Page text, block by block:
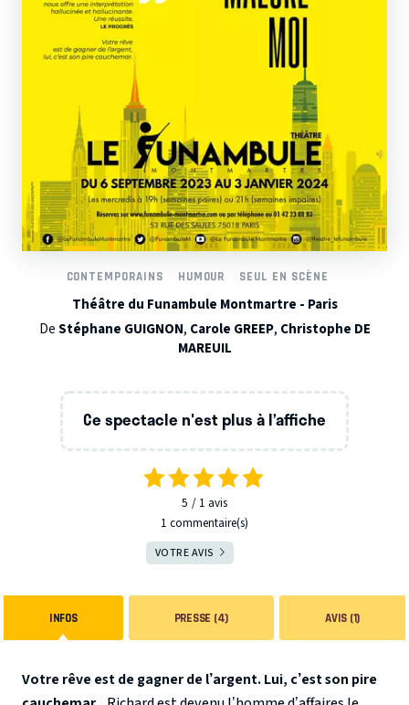
CONTEMPORAINS HUMOUR SEUL EN SCÈNE
Théâtre du Funambule Montmartre - Paris
DeStéphane GUIGNON, Carole GREEP, Christophe DE
MAREUIL
Ce spectacle n'est plus à l’affiche
5 1 avis
1 commentaire(s)
VOTRE AVIS
INFOS PRESSE (4) AVIS (1)
Votre rêve est de gagner de l’argent. Lui, c’est son pire